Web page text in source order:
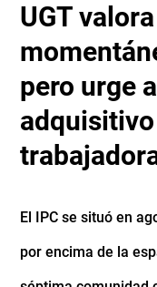
UGT
pero urge
El IPC se situó en
por encima de la